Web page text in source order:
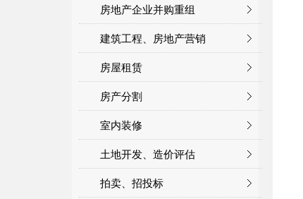
房地产企业并购重组
建筑工程、房地产营销
房屋租赁
房产分割
室内装修
土地开发、造价评估
拍卖、招投标